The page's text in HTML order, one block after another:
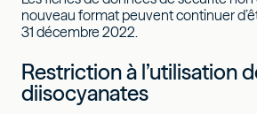
nouveau format peuvent continuer
31 décembre 2022.
Restriction à l’utilisation
diisocyanates